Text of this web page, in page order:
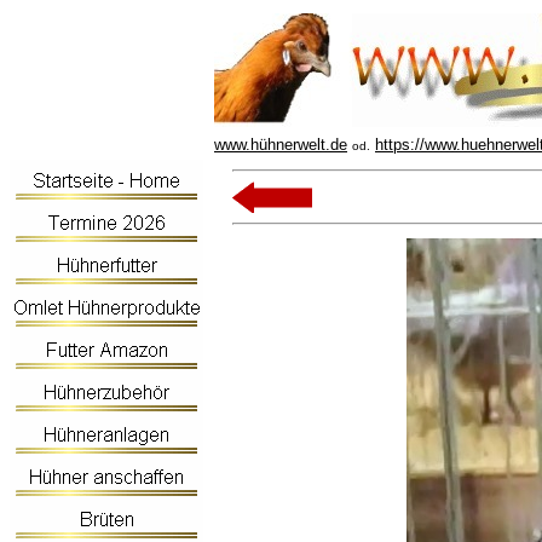
www.hühnerwelt.de od. https://